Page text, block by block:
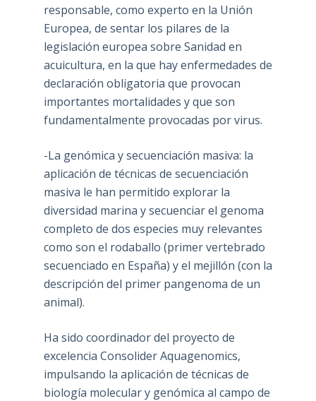
responsable, como experto en la Unión
Europea, de sentar los pilares de la
legislación europea sobre Sanidad en
acuicultura, en la que hay enfermedades de
declaración obligatoria que provocan
importantes mortalidades y que son
fundamentalmente provocadas por virus.
-La genómica y secuenciación masiva: la
aplicación de técnicas de secuenciación
masiva le han permitido explorar la
diversidad marina y secuenciar el genoma
completo de dos especies muy relevantes
como son el rodaballo (primer vertebrado
secuenciado en España) y el mejillón (con la
descripción del primer pangenoma de un
animal).
Ha sido coordinador del proyecto de
excelencia Consolider Aquagenomics,
impulsando la aplicación de técnicas de
biología molecular y genómica al campo de